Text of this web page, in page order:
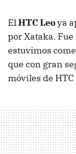
ElHTCLeoya
por Xataka. Fue
estuvimos
que con gran
móviles de HTC